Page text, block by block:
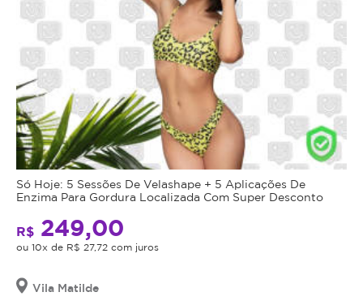
Só Hoje: 5 Sessões De Velashape + 5 Aplicações De
Enzima Para Gordura Localizada Com Super Desconto
R$ 249,00
ou 10x de R$ 27,72 com juros
Vila Matilde